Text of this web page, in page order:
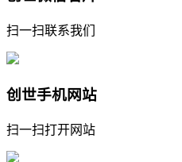
扫一扫联系我们
创世手机网站
扫一扫打开网站